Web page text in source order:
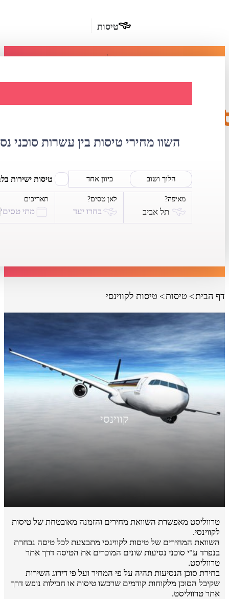
טיסות
מומלץ
בחו"ל
השכרת
רכב
השוו מחירי טיסות בין עשרות סוכני
הלוך ושוב כיוון אחד טיסות ישירות
מאיפה?
תל אביב
לאן טסים?
בחרו יעד
תאריכים
מתי
דף הבית טיסות טיסות לקווינסי
קווינסי
טרווליסט מאפשרת השוואת מחירים והזמנה מאובטחת של טיסות
לקווינסי.
השוואת המחירים של טיסות לקווינסי מתבצעת לכל טיסה נבחרת
בנפרד ע"י סוכני נסיעות שונים המוכרים את הטיסה דרך אתר
טרווליסט.
בחירת סוכן הנסיעות תהיה על פי המחיר ועל פי דירוג השירות
שקיבל הסוכן מלקוחות קודמים שרכשו טיסות או חבילות נופש דרך
אתר טרווליסט.